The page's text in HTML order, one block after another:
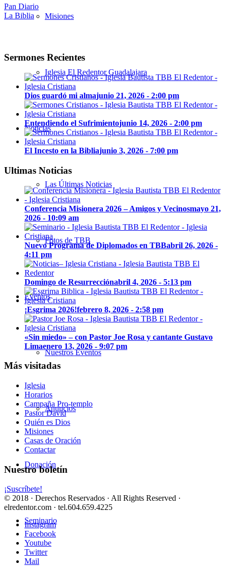
Misiones
Iglesia El Redentor Guadalajara
Noticias
Las Últimas Noticias
Fotos de TBB
Eventos
Nuestros Eventos
Anuncios
Donación
Seminario
Pan Diario
La Biblia
Sermones Recientes
Dios guardó mi almajunio 21, 2026 - 2:00 pm
Entendiendo el Sufrimientojunio 14, 2026 - 2:00 pm
El Incesto en la Bibliajunio 3, 2026 - 7:00 pm
Ultimas Noticias
Conferencia Misionera 2026 – Amigos y Vecinosmayo 21,
2026 - 10:09 am
Nuevo Programa de Diplomados en TBBabril 26, 2026 -
4:11 pm
Domingo de Resurrecciónabril 4, 2026 - 5:13 pm
¡Esgrima 2026!febrero 8, 2026 - 2:58 pm
«Sin miedo» – con Pastor Joe Rosa y cantante Gustavo
Limaenero 13, 2026 - 9:07 pm
Más visitadas
Iglesia
Horarios
Campaña Pro-templo
Pastor David
Quién es Dios
Misiones
Casas de Oración
Contactar
Nuestro boletín
¡Suscríbete!
© 2018 · Derechos Reservados · All Rights Reserved ·
elredentor.com · tel.604.659.4225
Instagram
Facebook
Youtube
Twitter
Mail